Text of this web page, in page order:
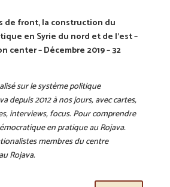
de front, la construction du
en Syrie du nord et de l’est –
center – Décembre 2019 – 32
sur le système politique
depuis 2012 à nos jours, avec cartes,
interviews, focus. Pour comprendre
en pratique au Rojava.
membres du centre
Rojava.